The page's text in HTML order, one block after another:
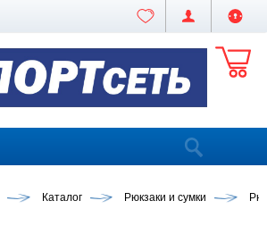
Каталог Рюкзаки и сумки